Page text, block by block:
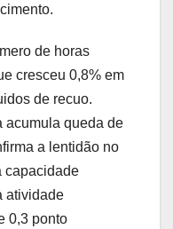
de horas
cresceu 0,8% em
de recuo.
acumula queda de
a lentidão no
capacidade
atividade
0,3 ponto